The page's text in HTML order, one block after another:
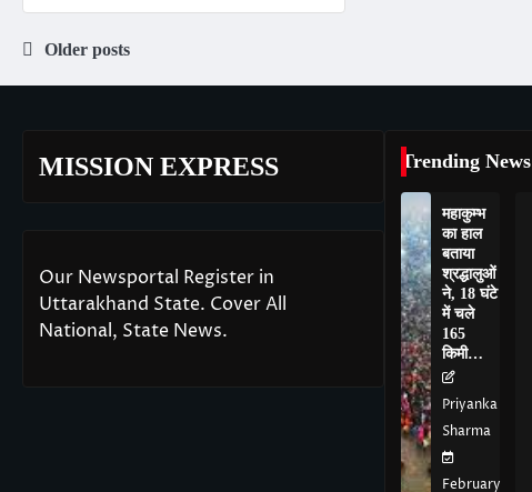
Posts
navigation
Older posts
MISSION EXPRESS
Our Newsportal Register in
Uttarakhand State. Cover All
National, State News.
Trending News
महाकुम्भ
का हाल
बताया
श्रद्धालुओं
ने, 18 घंटे
में चले
165
किमी…
Priyanka
Sharma
February